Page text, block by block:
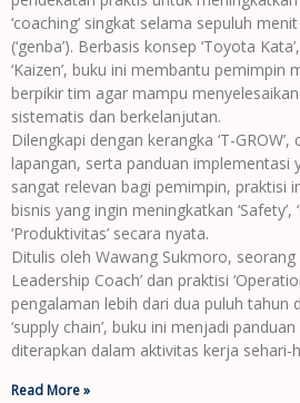
‘coaching’ singkat selama sepuluh
(‘genba’). Berbasis konsep ‘Toyota
‘Kaizen’, buku ini membantu pemimpin
berpikir tim agar mampu
sistematis dan berkelanjutan.
Dilengkapi dengan kerangka ‘T-
lapangan, serta panduan implementasi
sangat relevan bagi pemimpin, praktisi
bisnis yang ingin meningkatkan ‘Safety’,
‘Produktivitas’ secara nyata.
Ditulis oleh Wawang Sukmoro, seorang
Leadership Coach’ dan praktisi
pengalaman lebih dari dua puluh tahun
‘supply chain’, buku ini menjadi
diterapkan dalam aktivitas kerja sehari-
Read More »